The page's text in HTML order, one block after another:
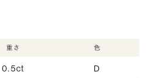
重さ
0.5ct
色
D